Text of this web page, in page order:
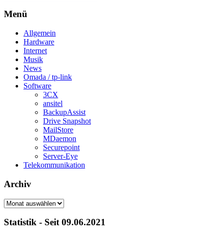
Menü
Allgemein
Hardware
Internet
Musik
News
Omada / tp-link
Software
3CX
ansitel
BackupAssist
Drive Snapshot
MailStore
MDaemon
Securepoint
Server-Eye
Telekommunikation
Archiv
Archiv
Statistik - Seit 09.06.2021